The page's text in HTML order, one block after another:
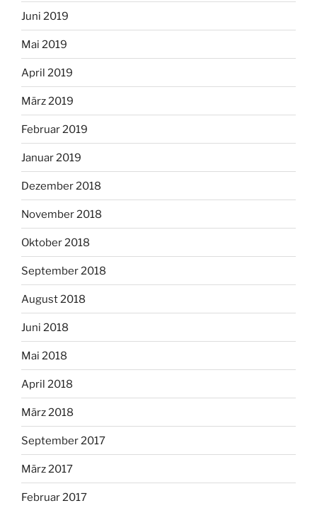
Juni 2019
Mai 2019
April 2019
März 2019
Februar 2019
Januar 2019
Dezember 2018
November 2018
Oktober 2018
September 2018
August 2018
Juni 2018
Mai 2018
April 2018
März 2018
September 2017
März 2017
Februar 2017